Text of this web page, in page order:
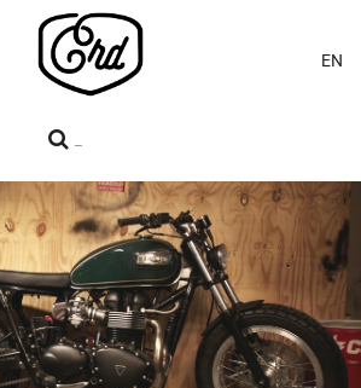
MÁQUINAS
PREMIERES
BLOG
CONTACTO
EN